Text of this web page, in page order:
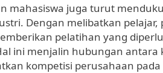
mahasiswa juga turut
Dengan melibatkan
pelatihan yang
ini menjalin hubungan antara
kompetisi perusahaan pada